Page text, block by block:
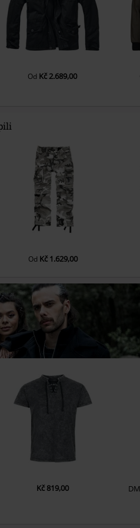
Šitá na náprsní kapse, Náprsní
kapsy, Boční kapsy
ano
Vnitřní bunda: 100% polyester
Od Kč 2.689,00
Od Kč 1.629,00
Kč 819,00